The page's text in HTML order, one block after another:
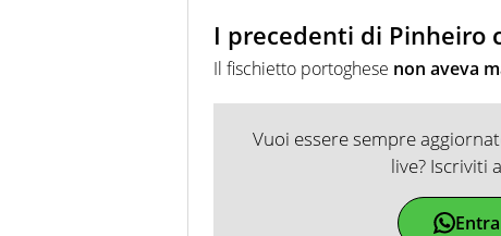
I precedenti di Pinheiro
Il fischietto portoghese non aveva
Vuoi essere sempre
live? Iscriviti